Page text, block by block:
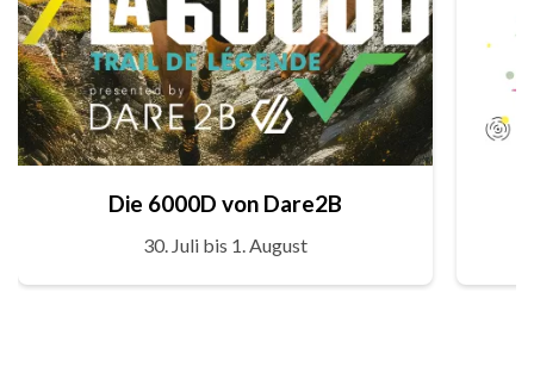
Die 6000D von Dare2B
30. Juli bis 1. August